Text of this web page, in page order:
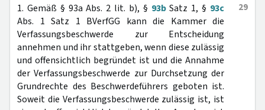
29
1. Gemäß § 93a Abs. 2 lit. b), § 93bSatz 1, § 93c
Abs. 1 Satz 1 BVerfGG kann die Kammer die
Verfassungsbeschwerde zur Entscheidung
annehmen und ihr stattgeben, wenn diese zulässig
und offensichtlich begründet ist und die Annahme
der Verfassungsbeschwerde zur Durchsetzung der
Grundrechte des Beschwerdeführers geboten ist.
Soweit die Verfassungsbeschwerde zulässig ist, ist